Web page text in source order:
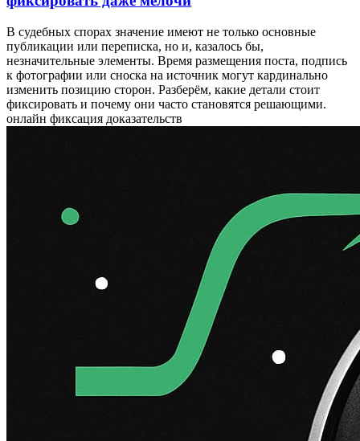
В судебных спорах значение имеют не только основные
публикации или переписка, но и, казалось бы,
незначительные элементы. Время размещения поста, подпись
к фотографии или сноска на источник могут кардинально
изменить позицию сторон. Разберём, какие детали стоит
фиксировать и почему они часто становятся решающими.
онлайн фиксация доказательств